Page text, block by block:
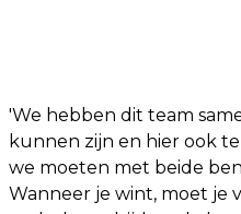
'We hebben dit team
kunnen zijn en hier ook
we moeten met beide
Wanneer je wint, moet je